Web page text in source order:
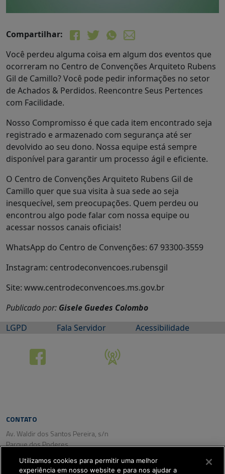
Compartilhar:
Você perdeu alguma coisa em algum dos eventos que
ocorreram no Centro de Convenções Arquiteto Rubens
Gil de Camillo? Você pode pedir informações no setor
de Achados & Perdidos. Reencontre Seus Pertences
com Facilidade.
Nosso Compromisso é que cada item encontrado seja
registrado e armazenado com segurança até ser
devolvido ao seu dono. Nossa equipe está sempre
disponível para garantir um processo ágil e eficiente.
O Centro de Convenções Arquiteto Rubens Gil de
Camillo quer que sua visita à sua sede ao seja
inesquecível, sem preocupações. Quem perdeu ou
encontrou algo pode falar com nossa equipe ou
acessar nossos canais oficiais!
WhatsApp do Centro de Convenções: 67 93300-3559
Instagram: centrodeconvencoes.rubensgil
Site: www.centrodeconvencoes.ms.gov.br
Publicado por: Gisele Guedes Colombo
LGPD
Fala Servidor Acessibilidade
CONTATO
Av. Waldir dos Santos Pereira, s/n
Parque dos Poderes
Campo Grande/ MS
Utilizamos cookies para permitir uma melhor
experiência em nosso website e para nos ajudar a